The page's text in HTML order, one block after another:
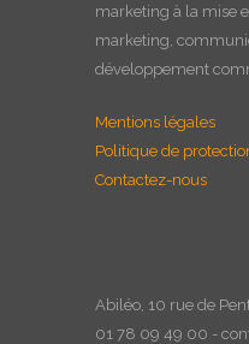
marketing à la mise
marketing,
développement
Mentions légales
Politique de
Contactez-nous
Abiléo, 10 rue de
01 78 09 49 00 -